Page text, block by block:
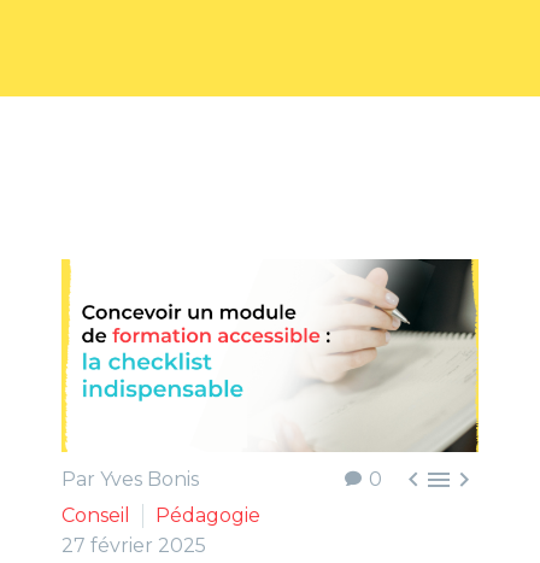
0   
Par Yves Bonis
Conseil
Pédagogie
27 février 2025